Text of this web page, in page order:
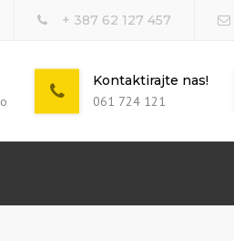
+ 387 62 127 457
Kontaktirajte nas!
061 724 121